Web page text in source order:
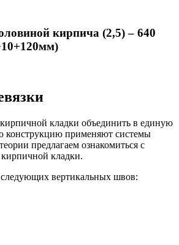
кирпича (2,5) – 640
кладки объединить в единую
применяют системы
предлагаем ознакомиться с
кладки.
следующих вертикальных швов: